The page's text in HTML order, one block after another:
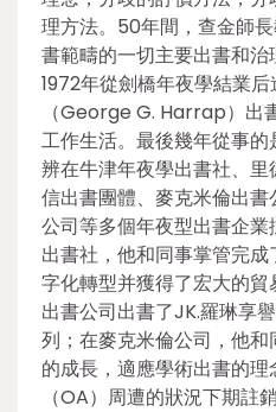
理方法。50年間，查金師
書範疇的一切主要出書和
1972年從劍橋年夜學結業后
（George G. Harrap）出
工作生活。最後幾年從事
辨在牛津年夜學出書社、
信出書團體、麥克米倫出
公司等多個年夜型出書企
出書社，他和同事掌管完
字化轉型并獲得了宏大的
出書公司出書了JK.羅琳享
列；在麥克米倫公司，他
的成長，適應學術出書的
（OA）周遭的狀況下期註